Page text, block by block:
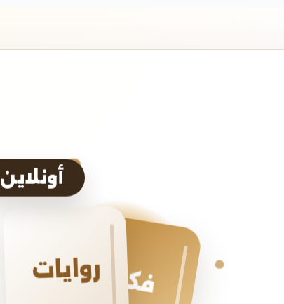
أونلاين
فكر روايات